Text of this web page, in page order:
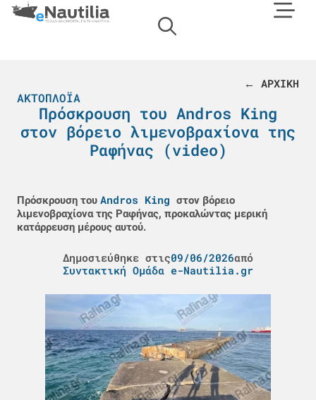
← ΑΡΧΙΚΗ
ΑΚΤΟΠΛΟΪΑ
Πρόσκρουση του Andros King
στον βόρειο λιμενοβραχίονα της
Ραφήνας (video)
Πρόσκρουση του Andros King στον βόρειο
λιμενοβραχίονα της Ραφήνας, προκαλώντας μερική
κατάρρευση μέρους αυτού.
Δημοσιεύθηκε στις09/06/2026από
Συντακτική Ομάδα e-Nautilia.gr